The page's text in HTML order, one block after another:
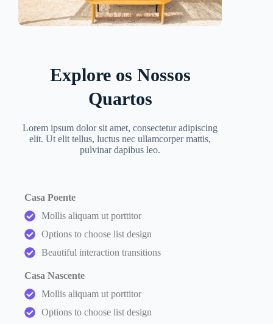
Explore os Nossos
Quartos
Lorem ipsum dolor sit amet, consectetur adipiscing
elit. Ut elit tellus, luctus nec ullamcorper mattis,
pulvinar dapibus leo.
Casa Poente
Mollis aliquam ut porttitor
Options to choose list design
Beautiful interaction transitions
Casa Nascente
Mollis aliquam ut porttitor
Options to choose list design